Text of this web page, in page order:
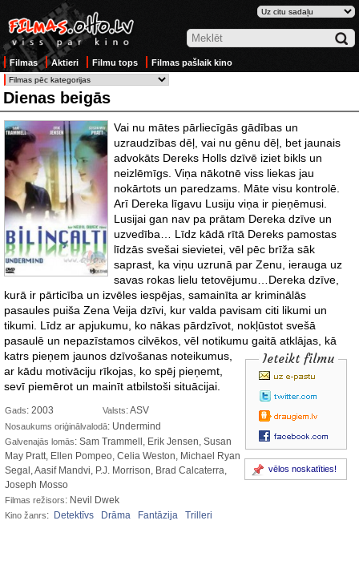
Filmas Aktieri Filmu tops Filmas pašlaik kino
Dienas beigās
Vai nu mātes pārliecīgās gādības un
uzraudzības dēļ, vai nu gēnu dēļ, bet jaunais
advokāts Dereks Holls dzīvē iziet bikls un
neizlēmīgs. Viņa nākotnē viss liekas jau
nokārtots un paredzams. Māte visu kontrolē.
Arī Dereka līgavu Lusiju viņa ir pieņēmusi.
Lusijai gan nav pa prātam Dereka dzīve un
uzvedība… Līdz kādā rītā Dereks pamostas
līdzās svešai sievietei, vēl pēc brīža sāk
saprast, ka viņu uzrunā par Zenu, ierauga uz
savas rokas lielu tetovējumu…Dereka dzīve,
kurā ir pārticība un izvēles iespējas, samainīta ar kriminālās
pasaules puiša Zena Veija dzīvi, kur valda pavisam citi likumi un
tikumi. Līdz ar apjukumu, ko nākas pārdzīvot, nokļūstot svešā
pasaulē un nepazīstamos cilvēkos, vēl notikumu gaitā atklājas, kā
katrs pieņem jaunos dzīvošanas noteikumus,
ar kādu motivāciju rīkojas, ko spēj pieņemt,
sevī piemērot un mainīt atbilstoši situācijai.
Ieteikt filmu
vēlos noskatīties!
Gads: 2003 Valsts: ASV
Nosaukums oriģinālvalodā: Undermind
Galvenajās lomās: Sam Trammell, Erik Jensen, Susan
May Pratt, Ellen Pompeo, Celia Weston, Michael Ryan
Segal, Aasif Mandvi, P.J. Morrison, Brad Calcaterra,
Joseph Mosso
Filmas režisors: Nevil Dwek
Kino žanrs: Detektīvs Drāma Fantāzija Trilleri